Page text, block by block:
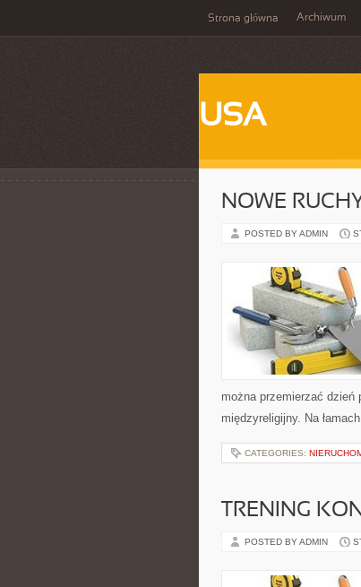
Strona główna Archiwum
USA
NOWE
POSTED BY ADMIN
można przemierzać
międzyreligijny. Na
CATEGORIES:
TRENING KONI
POSTED BY ADMIN